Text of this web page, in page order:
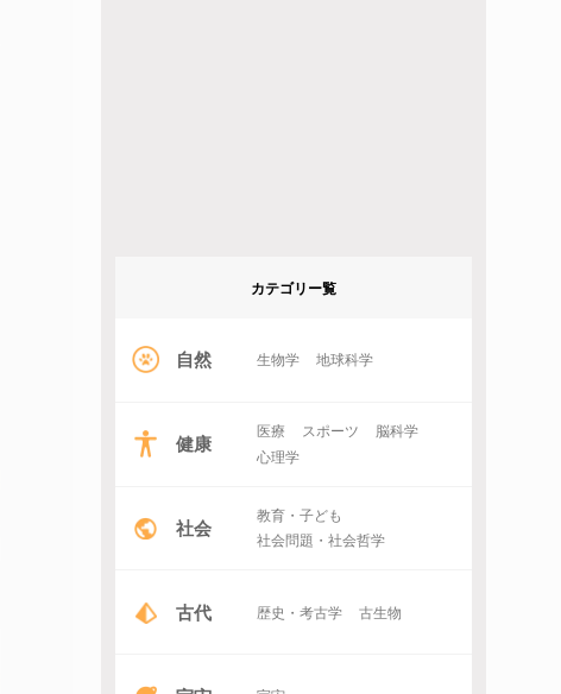
カテゴリー覧
自然 生物学 地球科学
健康 医療 スポーツ
脳科学
心理学
社会
教育・子ども
社会問題・社会哲学
古代 歴史・考古学 古生物